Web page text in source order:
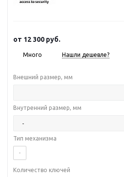
от 12 300 руб.
Много Нашли дешевле?
Внешний размер, мм
Внутренний размер, мм
Тип механизма
-
Количество ключей